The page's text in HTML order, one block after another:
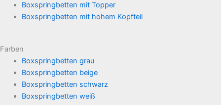
Boxspringbetten mit Topper
Boxspringbetten mit hohem Kopfteil
Farben
Boxspringbetten grau
Boxspringbetten beige
Boxspringbetten schwarz
Boxspringbetten weiß